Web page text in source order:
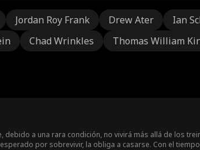
Jordan Roy Frank Drew Ater Ian
Chad Wrinkles Thomas William
debido a una rara condición, no vivirá más allá de los
por sobrevivir, la obliga a casarse. Con el